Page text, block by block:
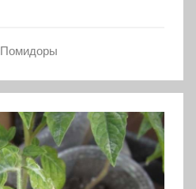
Помидоры